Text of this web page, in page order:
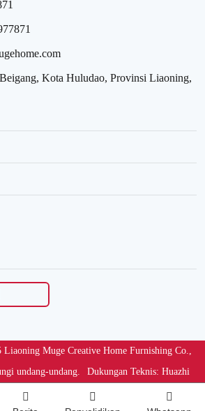
Kota Huludao, Provinsi Liaoning,
Muge Creative Home Furnishing Co.,
undang-undang.
Dukungan Teknis: Huazhi